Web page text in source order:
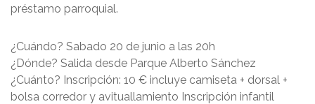
préstamo parroquial.
¿Cuándo? Sabado 20 de junio a las 20h
¿Dónde? Salida desde Parque Alberto Sánchez
¿Cuánto? Inscripción: 10 € incluye camiseta + dorsal +
bolsa corredor y avituallamiento Inscripción infantil